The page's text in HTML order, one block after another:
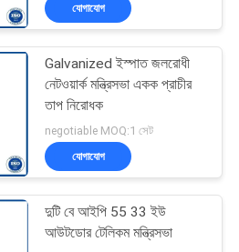
যোগাযোগ
Galvanized ইস্পাত জলরোধী
নেটওয়ার্ক মন্ত্রিসভা একক প্রাচীর
তাপ নিরোধক
negotiable MOQ:1 সেট
যোগাযোগ
দুটি বে আইপি 55 33 ইউ
আউটডোর টেলিকম মন্ত্রিসভা